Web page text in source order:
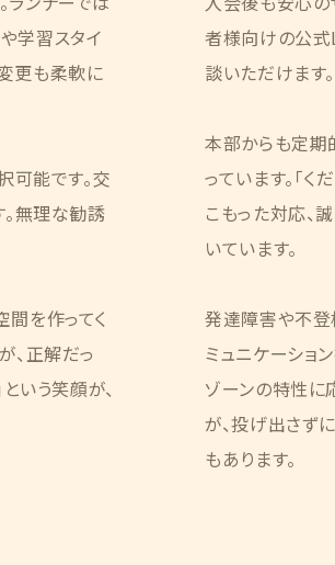
学習スタイ
更も柔軟に
可能です。交
無理な勧誘
を作ってく
、正解だっ
いう笑顔が、
者様向けの公式
談いただけます。
本部からも定期
っています。「
こもった対応、
いています。
発達障害や不登
ミュニケーショ
ゾーンの特性に
が、投げ出さず
もあります。